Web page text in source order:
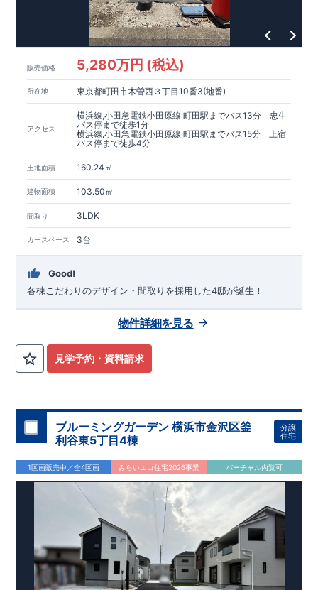
販売価格 5,280万円 (税込)
所在地 東京都町田市木曽西３丁目10番3(地番)
アクセス
横浜線,小田急電鉄小田原線 町田駅までバス13分 忠生
バス停まで徒歩1分
横浜線,小田急電鉄小田原線 町田駅までバス15分 上宿
バス停まで徒歩4分
土地面積 160.24㎡
建物面積 103.50㎡
間取り 3LDK
カースペース 3台
Good!
各棟こだわりのデザイン・間取りを採用した4邸が誕生！
見学予約・資料請求
物件詳細を見る
ブルーミングガーデン 横浜市金沢区釜
利谷東5丁目4棟
分譲
住宅
1区画販売中／全4区画 みらいエコ住宅2026事業 バーチャル内覧可